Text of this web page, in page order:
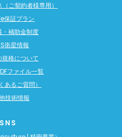
ご契約者様専用）
保証プラン
・補助金制度
衛星情報
規格について
ファイル一覧
あるご質問）
技術情報
SNS